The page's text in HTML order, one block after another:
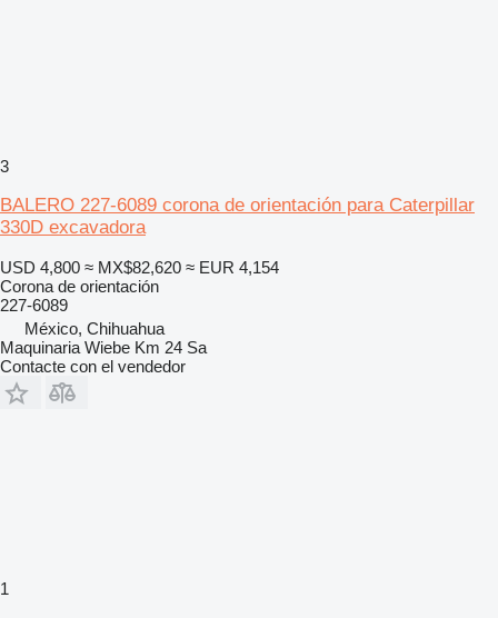
3
BALERO 227-6089 corona de orientación para Caterpillar
330D excavadora
USD 4,800 ≈ MX$82,620 ≈ EUR 4,154
Corona de orientación
227-6089
México, Chihuahua
Maquinaria Wiebe Km 24 Sa
Contacte con el vendedor
1